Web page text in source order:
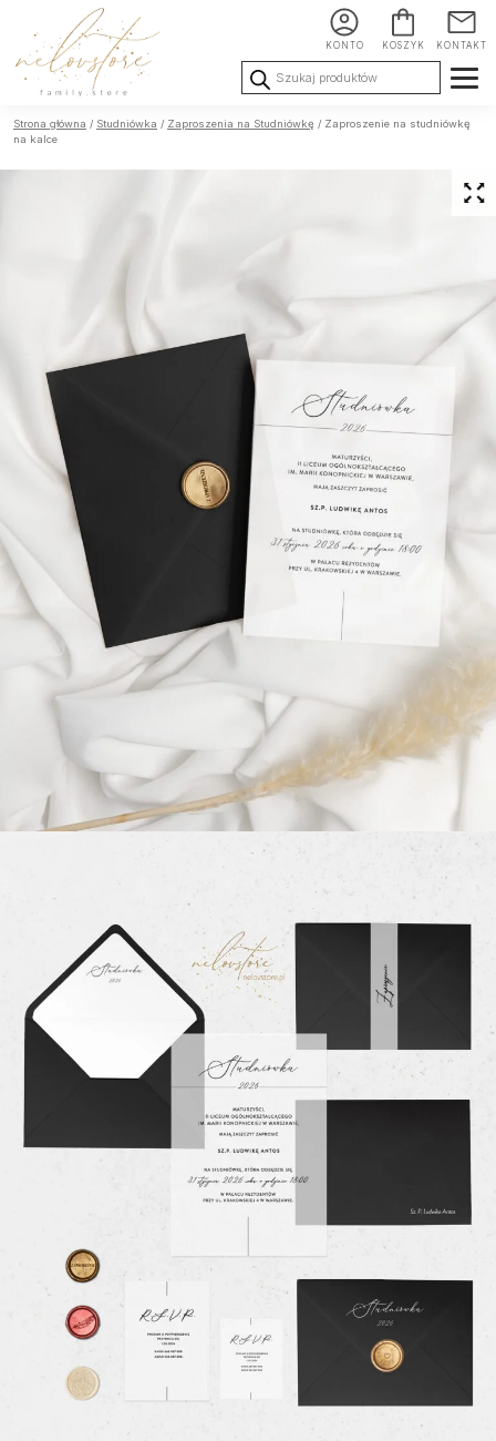
KONTO KOSZYK KONTAKT
Wyszukiwarka
produktów
Ślub i
Chrzest i
Urodziny i
Strona główna / Studniówka / Zaproszenia na Studniówkę / Zaproszenie na studniówkę
na kalce